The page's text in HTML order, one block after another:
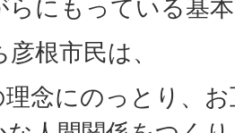
らにもっている基
根市民は、
理念にのっとり、